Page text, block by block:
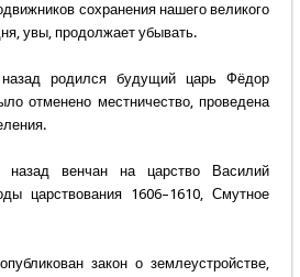
сохранения нашего великого
увы, продолжает убывать.
родился будущий царь Фёдор
отменено местничество, проведена
венчан на царство Василий
царствования 1606–1610, Смутное
закон о землеустройстве,